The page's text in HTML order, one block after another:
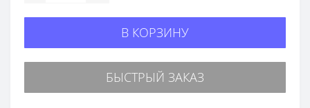
В КОРЗИНУ
БЫСТРЫЙ ЗАКАЗ